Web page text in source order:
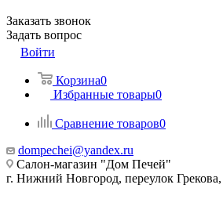
Заказать звонок
Задать вопрос
Войти
Корзина0
Избранные товары0
Сравнение товаров0
dompechei@yandex.ru
Салон-магазин "Дом Печей"
г. Нижний Новгород, переулок Грекова,